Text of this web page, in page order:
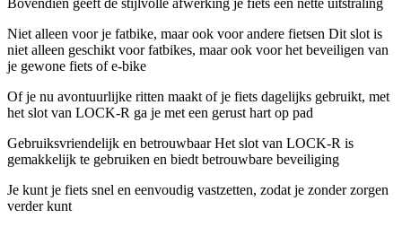
Niet alleen voor je fatbike, maar ook voor andere fietsen Dit slot is
niet alleen geschikt voor fatbikes, maar ook voor het beveiligen van
je gewone fiets of e-bike
Of je nu avontuurlijke ritten maakt of je fiets dagelijks gebruikt, met
het slot van LOCK-R ga je met een gerust hart op pad
Gebruiksvriendelijk en betrouwbaar Het slot van LOCK-R is
gemakkelijk te gebruiken en biedt betrouwbare beveiliging
Je kunt je fiets snel en eenvoudig vastzetten, zodat je zonder zorgen
verder kunt